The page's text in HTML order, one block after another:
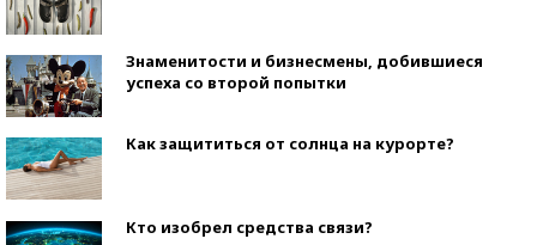
Знаменитости и бизнесмены, добившиеся
успеха со второй попытки
Как защититься от солнца на курорте?
Кто изобрел средства связи?